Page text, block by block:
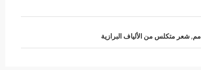
,شعر متكلس من الألياف البرازية